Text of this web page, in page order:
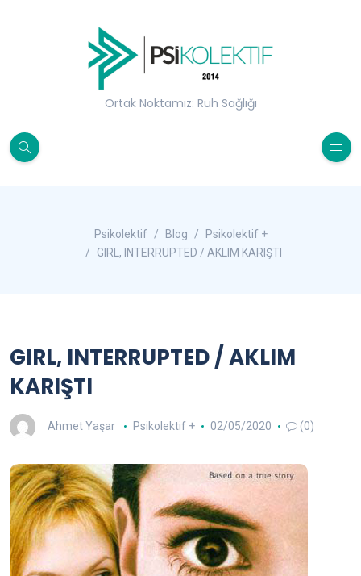
Ortak Noktamız: Ruh Sağlığı
Psikolektif Blog
Psikolektif +
GIRL, INTERRUPTED / AKLIM KARIŞTI
GIRL, INTERRUPTED / AKLIM
KARIŞTI
Ahmet Yaşar Psikolektif + 02/05/2020 (0)